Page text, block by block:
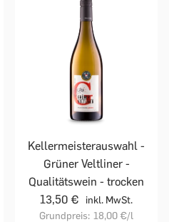
Kellermeisterauswahl -
Grüner Veltliner -
Qualitätswein - trocken
13,50 €
inkl. MwSt.
Grundpreis: 18,00 €/l